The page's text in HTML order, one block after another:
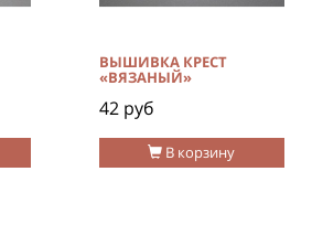
В корзину
ВЫШИВКА КРЕСТ
«ВЯЗАНЫЙ»
42 руб